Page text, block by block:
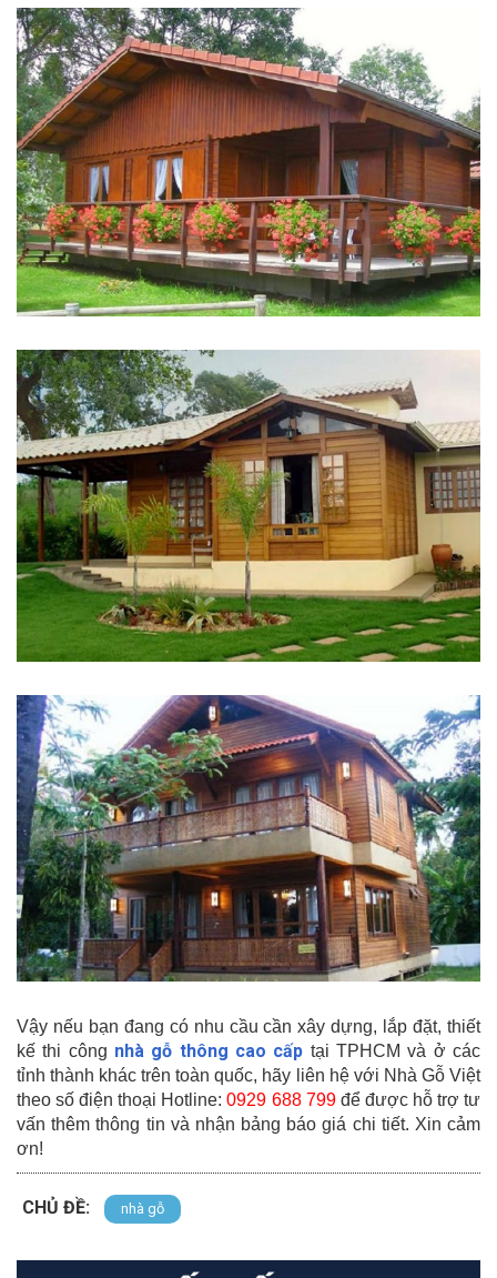
Vậy nếu bạn đang có nhu cầu cần xây dựng, lắp đặt, thiết
kế thi công nhà gỗ thông cao cấp tại TPHCM và ở các
tỉnh thành khác trên toàn quốc, hãy liên hệ với Nhà Gỗ Việt
theo số điện thoại Hotline:0929 688 799để được hỗ trợ tư
vấn thêm thông tin và nhận bảng báo giá chi tiết. Xin cảm
ơn!
CHỦ ĐỀ: nhà gỗ